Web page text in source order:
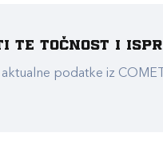
te točnost i
aktualne podatke iz